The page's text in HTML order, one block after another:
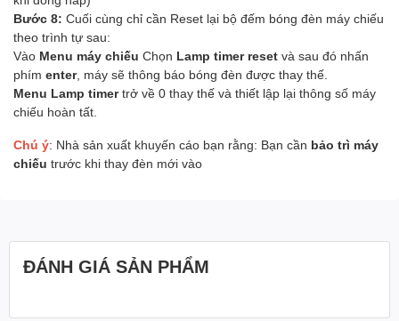
Bước 8: Cuối cùng chỉ cần Reset lại bộ đếm bóng đèn máy chiếu
theo trình tự sau:
Vào Menu máy chiếu Chọn Lamp timer reset và sau đó nhấn
phím enter, máy sẽ thông báo bóng đèn được thay thế.
Menu Lamp timertrở về 0 thay thế và thiết lập lại thông số máy
chiếu hoàn tất.
Chú ý: Nhà sản xuất khuyến cáo bạn rằng: Bạn cần bảo trì máy
chiếu trước khi thay đèn mới vào
ĐÁNH GIÁ SẢN PHẨM